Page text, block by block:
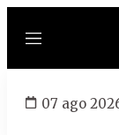
Menú
07 ago